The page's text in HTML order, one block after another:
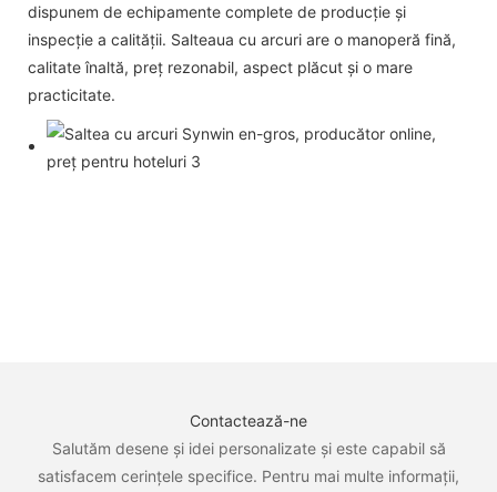
dispunem de echipamente complete de producție și
inspecție a calității. Salteaua cu arcuri are o manoperă fină,
calitate înaltă, preț rezonabil, aspect plăcut și o mare
practicitate.
Contactează-ne
Salutăm desene și idei personalizate și este capabil să
satisfacem cerințele specifice. Pentru mai multe informații,